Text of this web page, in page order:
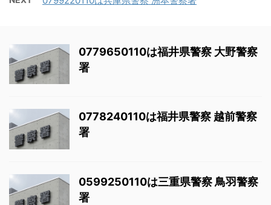
0779650110は福井県警察 大野警察
署
0778240110は福井県警察 越前警察
署
0599250110は三重県警察 鳥羽警察
署